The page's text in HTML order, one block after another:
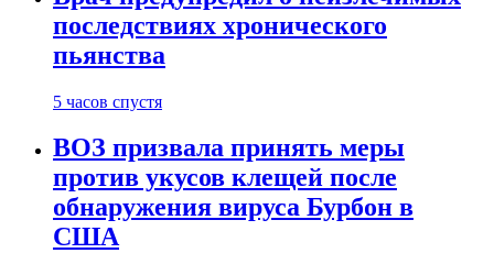
последствиях хронического
пьянства
5 часов спустя
ВОЗ призвала принять меры
против укусов клещей после
обнаружения вируса Бурбон в
США